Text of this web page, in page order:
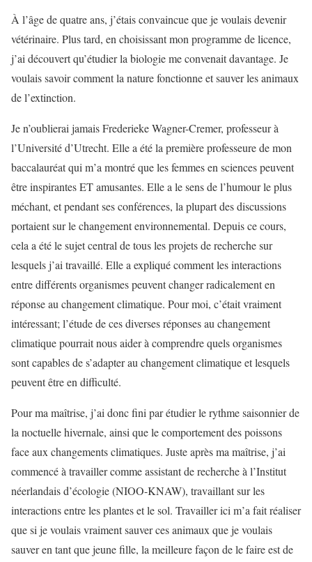
À l’âge de quatre ans, j’étais convaincue que je voulais devenir
vétérinaire. Plus tard, en choisissant mon programme de licence,
j’ai découvert qu’étudier la biologie me convenait davantage. Je
voulais savoir comment la nature fonctionne et sauver les animaux
de l’extinction.
Je n’oublierai jamais Frederieke Wagner-Cremer, professeur à
l’Université d’Utrecht. Elle a été la première professeure de mon
baccalauréat qui m’a montré que les femmes en sciences peuvent
être inspirantes ET amusantes. Elle a le sens de l’humour le plus
méchant, et pendant ses conférences, la plupart des discussions
portaient sur le changement environnemental. Depuis ce cours,
cela a été le sujet central de tous les projets de recherche sur
lesquels j’ai travaillé. Elle a expliqué comment les interactions
entre différents organismes peuvent changer radicalement en
réponse au changement climatique. Pour moi, c’était vraiment
intéressant; l’étude de ces diverses réponses au changement
climatique pourrait nous aider à comprendre quels organismes
sont capables de s’adapter au changement climatique et lesquels
peuvent être en difficulté.
Pour ma maîtrise, j’ai donc fini par étudier le rythme saisonnier de
la noctuelle hivernale, ainsi que le comportement des poissons
face aux changements climatiques. Juste après ma maîtrise, j’ai
commencé à travailler comme assistant de recherche à l’Institut
néerlandais d’écologie (NIOO-KNAW), travaillant sur les
interactions entre les plantes et le sol. Travailler ici m’a fait réaliser
que si je voulais vraiment sauver ces animaux que je voulais
sauver en tant que jeune fille, la meilleure façon de le faire est de